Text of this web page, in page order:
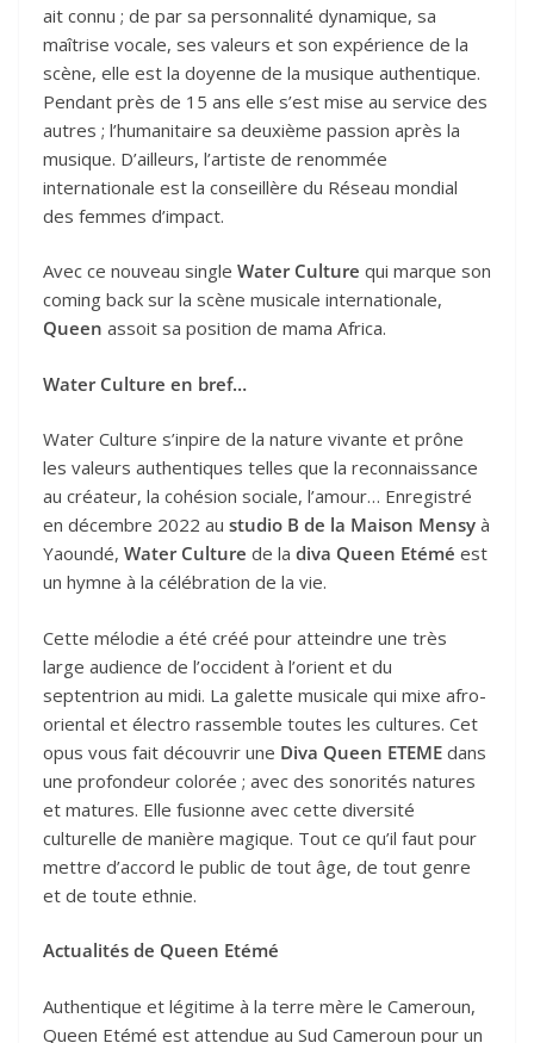
ait connu ; de par sa personnalité dynamique, sa
maîtrise vocale, ses valeurs et son expérience de la
scène, elle est la doyenne de la musique authentique.
Pendant près de 15 ans elle s’est mise au service des
autres ; l’humanitaire sa deuxième passion après la
musique. D’ailleurs, l’artiste de renommée
internationale est la conseillère du Réseau mondial
des femmes d’impact.
Avec ce nouveau single Water Culture qui marque son
coming back sur la scène musicale internationale,
Queen assoit sa position de mama Africa.
Water Culture en bref…
Water Culture s’inpire de la nature vivante et prône
les valeurs authentiques telles que la reconnaissance
au créateur, la cohésion sociale, l’amour… Enregistré
en décembre 2022 au studio B de la Maison Mensy à
Yaoundé, Water Culture de la diva Queen Etémé est
un hymne à la célébration de la vie.
Cette mélodie a été créé pour atteindre une très
large audience de l’occident à l’orient et du
septentrion au midi. La galette musicale qui mixe afro-
oriental et électro rassemble toutes les cultures. Cet
opus vous fait découvrir une Diva Queen ETEME dans
une profondeur colorée ; avec des sonorités natures
et matures. Elle fusionne avec cette diversité
culturelle de manière magique. Tout ce qu’il faut pour
mettre d’accord le public de tout âge, de tout genre
et de toute ethnie.
Actualités de Queen Etémé
Authentique et légitime à la terre mère le Cameroun,
Queen Etémé est attendue au Sud Cameroun pour un